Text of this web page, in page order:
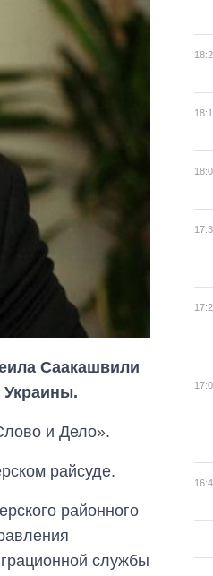
Саакашвили
Украины.
и Дело».
райсуде.
районного
службы